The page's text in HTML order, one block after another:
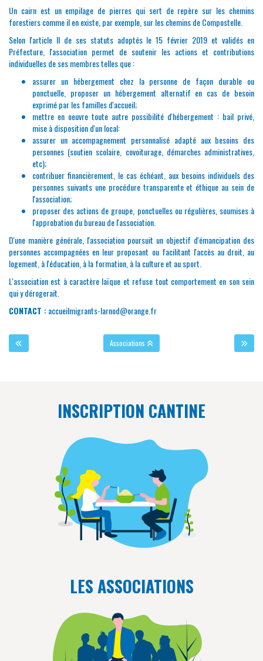
Un cairn est un empilage de pierres qui sert de repère sur les chemins
forestiers comme il en existe, par exemple, sur les chemins de Compostelle.
Selon l'article II de ses statuts adoptés le 15 février 2019 et validés en
Préfecture, l'association permet de soutenir les actions et contributions
individuelles de ses membres telles que :
assurer un hébergement chez la personne de façon durable ou
ponctuelle, proposer un hébergement alternatif en cas de besoin
exprimé par les familles d'accueil;
mettre en oeuvre toute autre possibilité d'hébergement : bail privé,
mise à disposition d'un local:
assurer un accompagnement personnalisé adapté aux besoins des
personnes (soutien scolaire, covoiturage, démarches administratives,
etc);
contribuer financièrement, le cas échéant, aux besoins individuels des
personnes suivants une procédure transparente et éthique au sein de
l'association;
proposer des actions de groupe, ponctuelles ou régulières, soumises à
l'approbation du bureau de l'association.
D'une manière générale, l'association poursuit un objectif d'émancipation des
personnes accompagnées en leur proposant ou facilitant l'accès au droit, au
logement, à l'éducation, à la formation, à la culture et au sport.
L'association est à caractère laïque et refuse tout comportement en son sein
qui y dérogerait.
CONTACT :accueilmigrants-larnod@orange.fr
Associations
INSCRIPTION CANTINE
LES ASSOCIATIONS